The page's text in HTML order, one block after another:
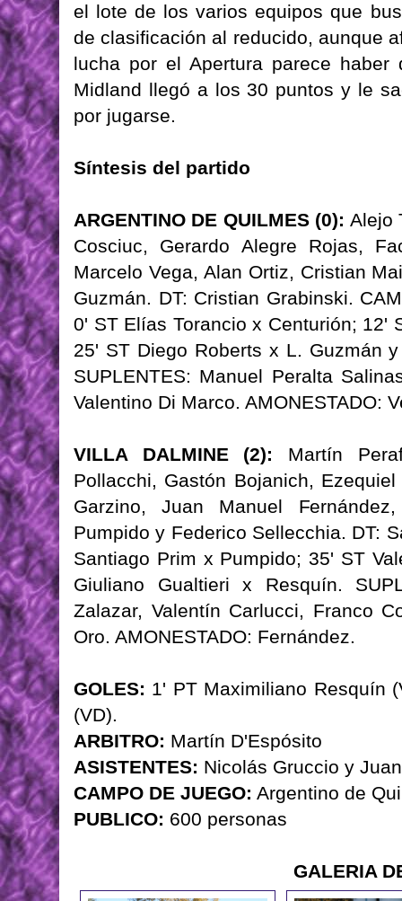
el lote de los varios equipos que
de clasificación al reducido, aunque
lucha por el Apertura parece
Midland llegó a los 30 puntos y le
por jugarse.
Síntesis del partido
ARGENTINO DE QUILMES (0): Alejo
Cosciuc, Gerardo Alegre Rojas,
Marcelo Vega, Alan Ortiz, Cristian
Guzmán. DT: Cristian Grabinski.
0' ST Elías Torancio x Centurión; 12'
25' ST Diego Roberts x L. Guzmán
SUPLENTES: Manuel Peralta
Valentino Di Marco. AMONESTADO:
VILLA DALMINE (2):
Martín
Pollacchi, Gastón Bojanich,
Garzino, Juan Manuel
Pumpido y Federico Sellecchia. DT:
Santiago Prim x Pumpido; 35' ST
Giuliano Gualtieri x Resquín.
Zalazar, Valentín Carlucci, Franco
Oro. AMONESTADO: Fernández.
GOLES: 1' PT Maximiliano Resquín
(VD).
ARBITRO: Martín D'Espósito
ASISTENTES: Nicolás Gruccio y
CAMPO DE JUEGO: Argentino de
PUBLICO: 600 personas
GALERIA